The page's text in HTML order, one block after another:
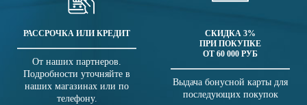
РАССРОЧКА ИЛИ КРЕДИТ
От наших партнеров.
Подробности уточняйте в
наших магазинах или по
телефону.
СКИДКА 3%
ПРИ ПОКУПКЕ
ОТ 60 000 РУБ
Выдача бонусной карты для
последующих покупок